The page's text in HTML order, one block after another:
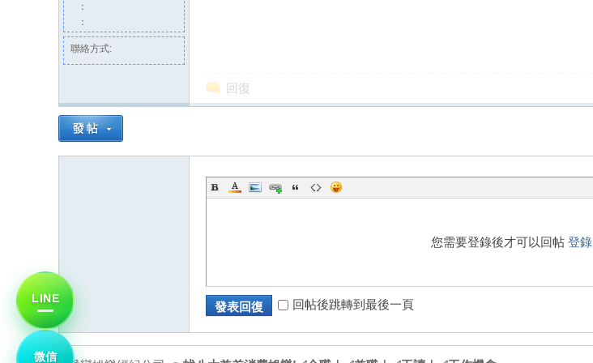
經
紀
：
：
聯絡方式:
回復
您需要登錄後才可以回帖 登錄
發表回復 回帖後跳轉到最後一頁
LINE
微信